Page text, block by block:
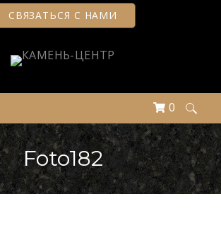
СВЯЗАТЬСЯ С НАМИ
0
Foto182